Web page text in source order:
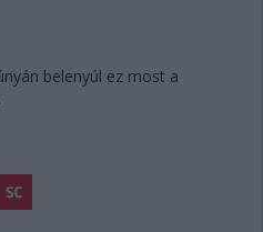
belenyúl ez most a